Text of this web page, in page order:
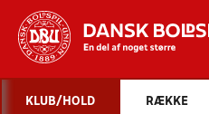
KLUB/HOLD RÆKKE